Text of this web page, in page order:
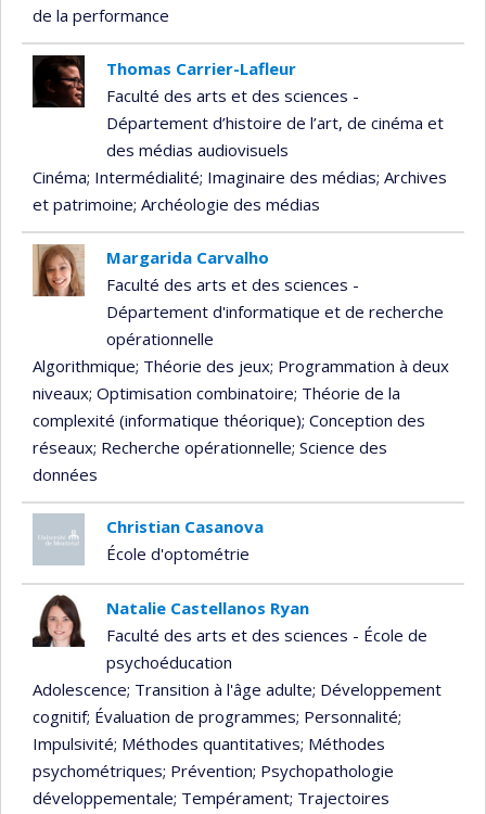
de la performance
Thomas Carrier-Lafleur
Faculté des arts et des sciences -
Département d’histoire de l’art, de cinéma et
des médias audiovisuels
Cinéma; Intermédialité; Imaginaire des médias; Archives
et patrimoine; Archéologie des médias
Margarida Carvalho
Faculté des arts et des sciences -
Département d'informatique et de recherche
opérationnelle
Algorithmique; Théorie des jeux; Programmation à deux
niveaux; Optimisation combinatoire; Théorie de la
complexité (informatique théorique); Conception des
réseaux; Recherche opérationnelle; Science des
données
Christian Casanova
École d'optométrie
Natalie Castellanos Ryan
Faculté des arts et des sciences - École de
psychoéducation
Adolescence; Transition à l'âge adulte; Développement
cognitif; Évaluation de programmes; Personnalité;
Impulsivité; Méthodes quantitatives; Méthodes
psychométriques; Prévention; Psychopathologie
développementale; Tempérament; Trajectoires